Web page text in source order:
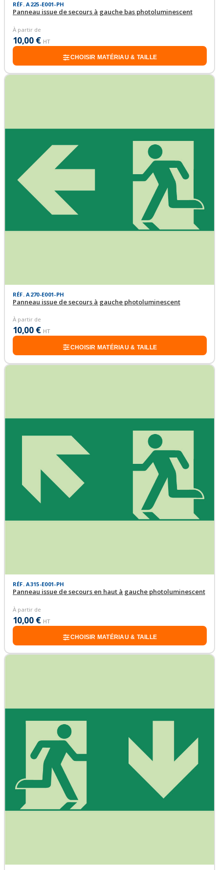
RÉF. A225-E001-PH
Panneau issue de secours à gauche bas photoluminescent
À partir de
10,00 € HT
CHOISIR MATÉRIAU & TAILLE
RÉF. A270-E001-PH
Panneau issue de secours à gauche photoluminescent
À partir de
10,00 € HT
CHOISIR MATÉRIAU & TAILLE
RÉF. A315-E001-PH
Panneau issue de secours en haut à gauche photoluminescent
À partir de
10,00 € HT
CHOISIR MATÉRIAU & TAILLE